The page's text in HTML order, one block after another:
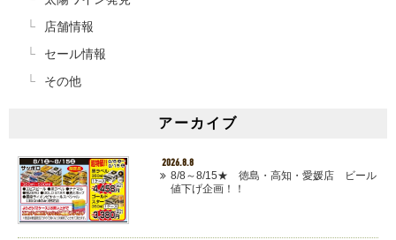
店舗情報
セール情報
その他
アーカイブ
2026.8.8
8/8～8/15★ 徳島・高知・愛媛店 ビール
値下げ企画！！